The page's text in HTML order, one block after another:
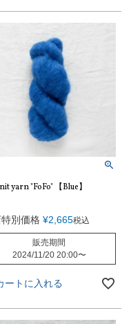
yarn "FoFo" 【Blue】
別価格 ¥2,665税込
販売期間
2024/11/20 20:00〜
ートに入れる